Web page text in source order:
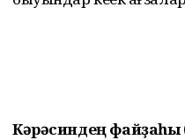
Кәрәсиндең